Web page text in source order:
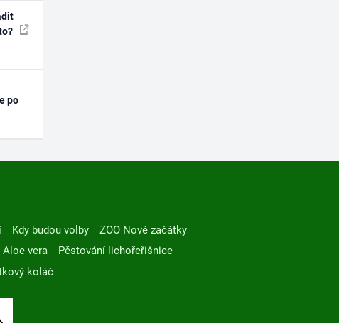
po
Kdy budou volby
ZOO Nové začátky
Aloe vera
Pěstování lichořeřišnice
koláč